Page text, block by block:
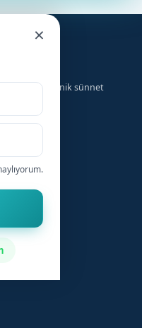
×
hızlı ve hijyenik sünnet
Merkezi